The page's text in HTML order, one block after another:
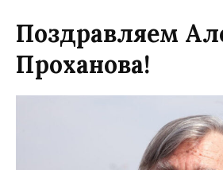
Поздравляем
Проханова!